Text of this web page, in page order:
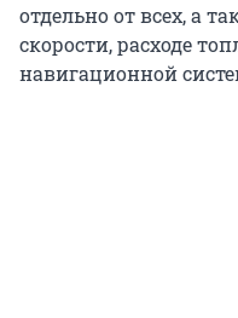
отдельно от всех, а
скорости, расходе
навигационной